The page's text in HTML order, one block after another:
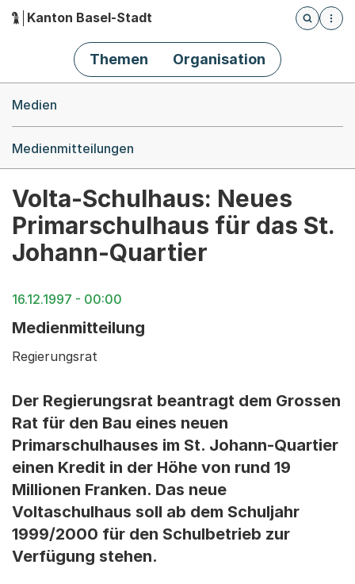
Hauptnavigation
Kanton Basel-Stadt
Öffnet
Themen Organisation
Medien
Medienmitteilungen
Volta-Schulhaus: Neues
Primarschulhaus für das St.
Johann-Quartier
16.12.1997 - 00:00
Medienmitteilung
Regierungsrat
Der Regierungsrat beantragt dem Grossen
Rat für den Bau eines neuen
Primarschulhauses im St. Johann-Quartier
einen Kredit in der Höhe von rund 19
Millionen Franken. Das neue
Voltaschulhaus soll ab dem Schuljahr
1999/2000 für den Schulbetrieb zur
Verfügung stehen.